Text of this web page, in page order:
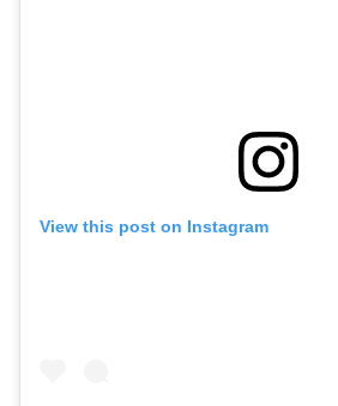
View this post on Instagram